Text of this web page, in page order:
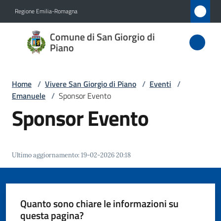
Regione Emilia-Romagna
Comune di San Giorgio di
Piano
Comune
di San
di Piano
Amministrazione
Vivere
San
Home / Vivere San Giorgio di Piano / Eventi /
Emanuele / Sponsor Evento
Sponsor Evento
Ultimo aggiornamento:19-02-2026 20:18
Quanto sono chiare le informazioni su
questa pagina?